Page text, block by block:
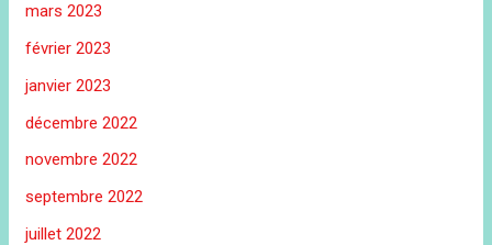
mars 2023
février 2023
janvier 2023
décembre 2022
novembre 2022
septembre 2022
juillet 2022